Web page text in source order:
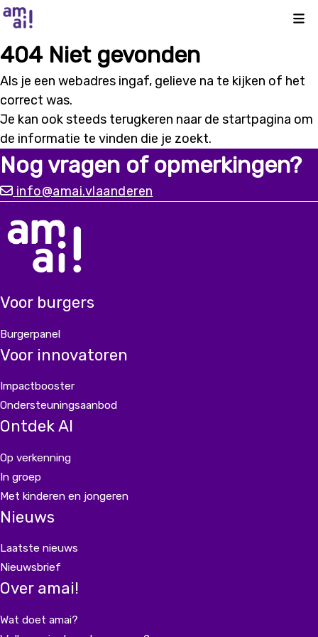
404 Niet gevonden
Als je een webadres ingaf, gelieve na te kijken of het
correct was.
Je kan ook steeds terugkeren naar de startpagina om
de informatie te vinden die je zoekt.
Nog vragen of opmerkingen?
info@amai.vlaanderen
Voor burgers
Burgerpanel
Voor innovatoren
Impactbooster
Ondersteuningsaanbod
Ontdek AI
Op verkenning
In groep
Met kinderen en jongeren
Nieuws
Laatste nieuws
Nieuwsbrief
Over amai!
Wat doet amai?